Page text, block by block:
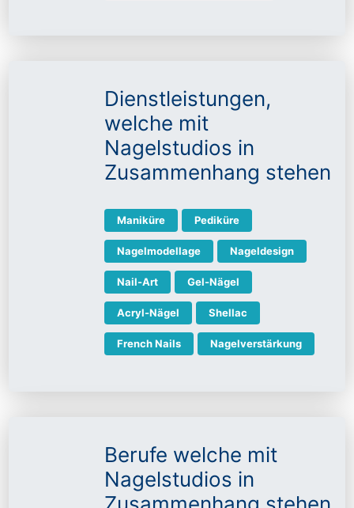
Dienstleistungen,
welche mit
Nagelstudios in
Zusammenhang stehen
Maniküre Pediküre
Nagelmodellage Nageldesign
Nail-Art Gel-Nägel
Acryl-Nägel Shellac
French Nails Nagelverstärkung
Berufe welche mit
Nagelstudios in